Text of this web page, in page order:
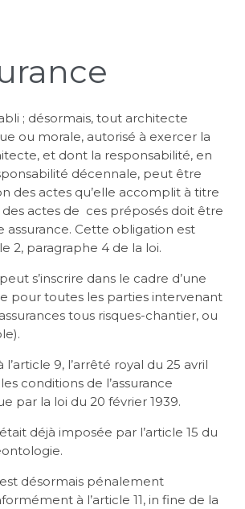
; désormais, tout architecte
ou morale, autorisé à exercer la
et dont la responsabilité, en
décennale, peut être
des actes qu’elle accomplit à titre
actes de ces préposés doit être
assurance. Cette obligation est
2, paragraphe 4 de la loi.
s’inscrire dans le cadre d’une
pour toutes les parties intervenant
tous risques-chantier, ou
9, l’arrêté royal du 25 avril
conditions de l’assurance
par la loi du 20 février 1939.
déjà imposée par l’article 15 du
désormais pénalement
à l’article 11, in fine de la